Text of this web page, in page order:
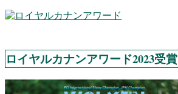
ロイヤルカナンアワード2023受賞